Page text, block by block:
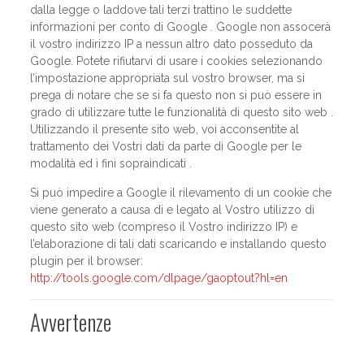
dalla legge o laddove tali terzi trattino le suddette
informazioni per conto di Google . Google non assocerà
il vostro indirizzo IP a nessun altro dato posseduto da
Google. Potete rifiutarvi di usare i cookies selezionando
l’impostazione appropriata sul vostro browser, ma si
prega di notare che se si fa questo non si può essere in
grado di utilizzare tutte le funzionalità di questo sito web .
Utilizzando il presente sito web, voi acconsentite al
trattamento dei Vostri dati da parte di Google per le
modalità ed i fini sopraindicati .
Si può impedire a Google il rilevamento di un cookie che
viene generato a causa di e legato al Vostro utilizzo di
questo sito web (compreso il Vostro indirizzo IP) e
l’elaborazione di tali dati scaricando e installando questo
plugin per il browser:
http://tools.google.com/dlpage/gaoptout?hl=en
Avvertenze